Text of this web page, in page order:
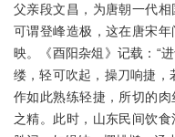
父亲段文昌，为唐朝一代相
可谓登峰造极，这在唐宋
映。《酉阳杂俎》记载：“
缕，轻可吹起，操刀响捷，
作如此熟练轻捷，所切的
之精。此时，山东民间饮